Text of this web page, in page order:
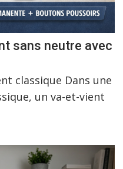
sans neutre avec
classique Dans une
un va-et-vient